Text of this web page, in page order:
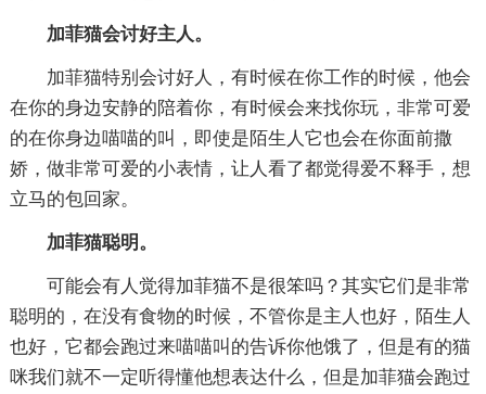
加菲猫会讨好主人。
加菲猫特别会讨好人，有时候在你工作的时候，他会
在你的身边安静的陪着你，有时候会来找你玩，非常可爱
的在你身边喵喵的叫，即使是陌生人它也会在你面前撒
娇，做非常可爱的小表情，让人看了都觉得爱不释手，想
立马的包回家。
加菲猫聪明。
可能会有人觉得加菲猫不是很笨吗？其实它们是非常
聪明的，在没有食物的时候，不管你是主人也好，陌生人
也好，它都会跑过来喵喵叫的告诉你他饿了，但是有的猫
咪我们就不一定听得懂他想表达什么，但是加菲猫会跑过